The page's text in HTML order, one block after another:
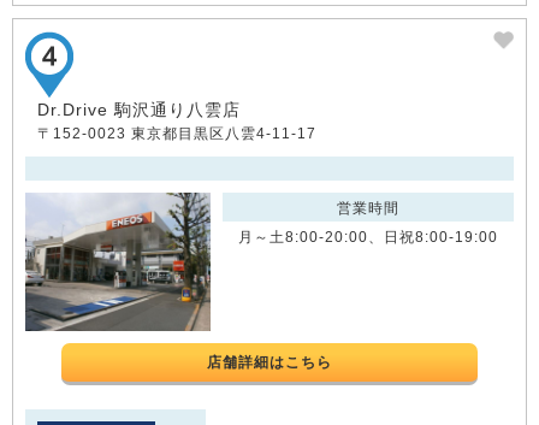
Dr.Drive 駒沢通り八雲店
〒152-0023 東京都目黒区八雲4-11-17
営業時間
月～土8:00-20:00、日祝8:00-19:00
店舗詳細はこちら